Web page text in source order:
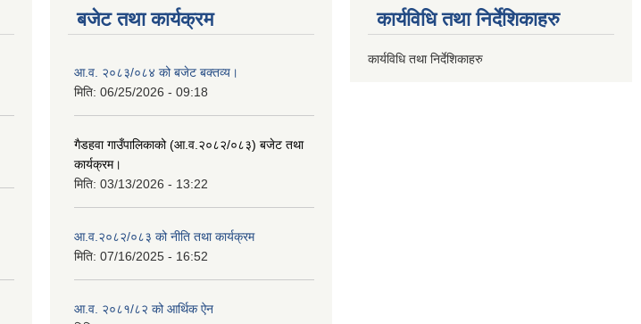
बजेट तथा कार्यक्रम
आ.व. २०८३/०८४ को बजेट बक्तव्य।
मिति: 06/25/2026 - 09:18
गैडहवा गाउँपालिकाको (आ.व.२०८२/०८३) बजेट तथा
कार्यक्रम।
मिति: 03/13/2026 - 13:22
आ.व.२०८२/०८३ को नीति तथा कार्यक्रम
मिति: 07/16/2025 - 16:52
आ.व. २०८१/८२ को आर्थिक ऐन
कार्यविधि तथा निर्देशिकाहरु
कार्यविधि तथा निर्देशिकाहरु